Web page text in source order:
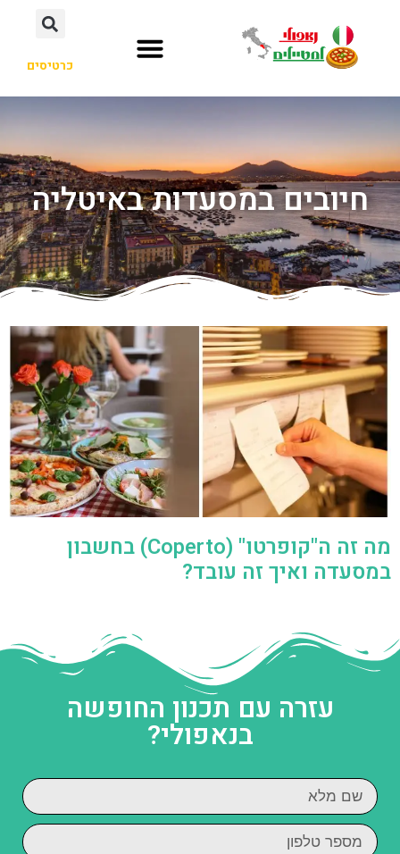
כרטיסים
חיובים במסעדות באיטליה
מה זה ה"קופרטו" (Coperto) בחשבון
במסעדה ואיך זה עובד?
עזרה עם תכנון החופשה
בנאפולי?